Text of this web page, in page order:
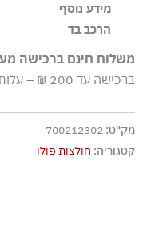
מידע נוסף
collar and cuffs
הרכב בד
100% כותנה
משלוח חינם ברכישה מעל
ברכישה עד 200 ₪ – עלות משלוח 20 ₪
מק"ט: 700212302
קטגוריה: חולצות פולו